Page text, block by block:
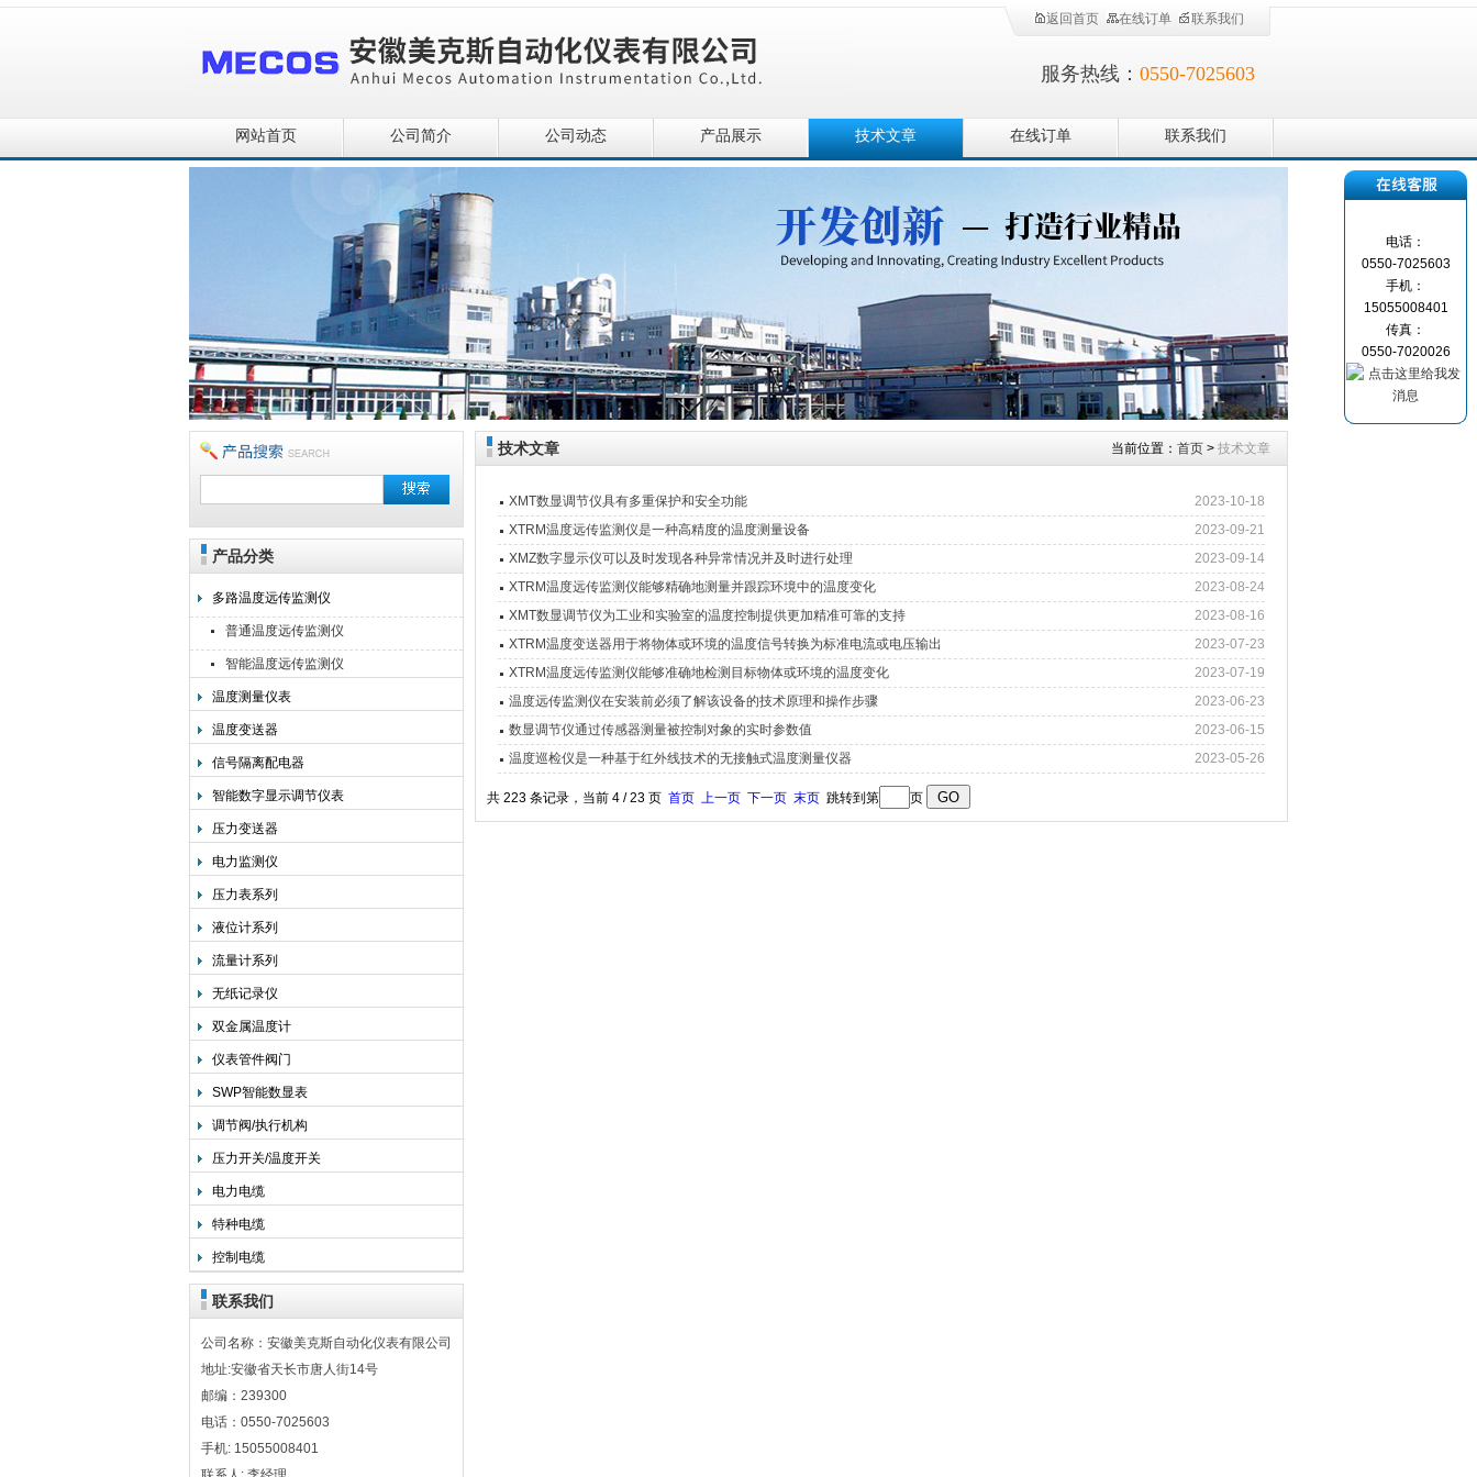
安徽美克斯自动化仪表有限公司
返回首页 在线订单 联系我们
服务热线： 0550-7025603
网站首页 公司简介 公司动态 产品展示 技术文章 在线订单 联系我们
产品分类
多路温度远传监测仪
普通温度远传监测仪
智能温度远传监测仪
温度测量仪表
温度变送器
信号隔离配电器
智能数字显示调节仪表
压力变送器
电力监测仪
压力表系列
液位计系列
流量计系列
无纸记录仪
双金属温度计
仪表管件阀门
SWP智能数显表
调节阀/执行机构
压力开关/温度开关
电力电缆
特种电缆
控制电缆
联系我们
公司名称：安徽美克斯自动化仪表有限公司
地址:安徽省天长市唐人街14号
邮编：239300
电话：0550-7025603
手机: 15055008401
技术文章 当前位置： 首页 > 技术文章
XMT数显调节仪具有多重保护和安全功能
2023-10-18
XTRM温度远传监测仪是一种高精度的温度测量设备
2023-09-21
XMZ数字显示仪可以及时发现各种异常情况并及时进行处理
2023-09-14
XTRM温度远传监测仪能够精确地测量并跟踪环境中的温度变化
2023-08-24
XMT数显调节仪为工业和实验室的温度控制提供更加精准可靠的支持
2023-08-16
XTRM温度变送器用于将物体或环境的温度信号转换为标准电流或电压输出
2023-07-23
XTRM温度远传监测仪能够准确地检测目标物体或环境的温度变化
2023-07-19
温度远传监测仪在安装前必须了解该设备的技术原理和操作步骤
2023-06-23
数显调节仪通过传感器测量被控制对象的实时参数值
2023-06-15
温度巡检仪是一种基于红外线技术的无接触式温度测量仪器
2023-05-26
共 223 条记录，当前 4 / 23 页 首页 上一页 下一页 末页 跳转到第 页
电话：
0550-7025603
手机：
15055008401
传真：
0550-7020026